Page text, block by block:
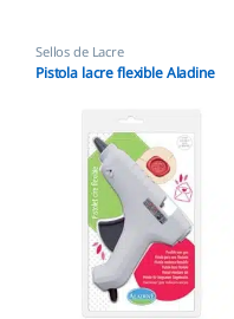
Sellos de Lacre
Pistola lacre flexible Aladine